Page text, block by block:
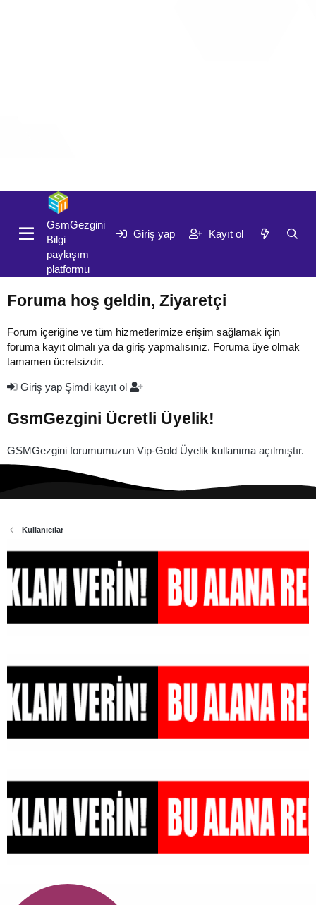
GsmGezgini
Bilgi
paylaşım
platformu
Giriş yap Kayıt ol
Foruma hoş geldin, Ziyaretçi
Forum içeriğine ve tüm hizmetlerimize erişim sağlamak için
foruma kayıt olmalı ya da giriş yapmalısınız. Foruma üye olmak
tamamen ücretsizdir.
Giriş yap Şimdi kayıt ol
GsmGezgini Ücretli Üyelik!
GSMGezgini forumumuzun Vip-Gold Üyelik kullanıma açılmıştır.
Kullanıcılar